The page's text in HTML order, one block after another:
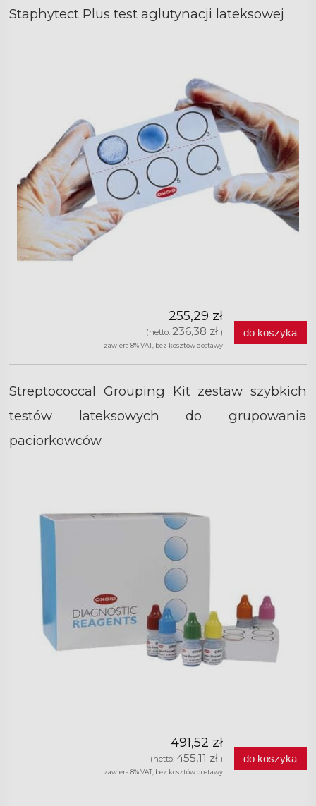
Staphytect Plus test aglutynacji lateksowej
255,29 zł
(netto: 236,38 zł)
zawiera 8% VAT, bez kosztów dostawy
do koszyka
Streptococcal Grouping Kit zestaw szybkich
testów lateksowych do grupowania
paciorkowców
491,52 zł
(netto: 455,11 zł)
zawiera 8% VAT, bez kosztów dostawy
do koszyka